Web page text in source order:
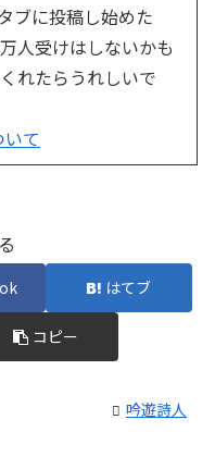
ブに投稿し始めた
人受けはしないかも
れたらうれしいで
て
はてブ
コピー
吟遊詩人